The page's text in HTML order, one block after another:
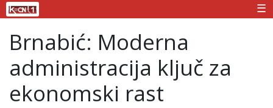
☰
Brnabić: Moderna
administracija ključ za
ekonomski rast